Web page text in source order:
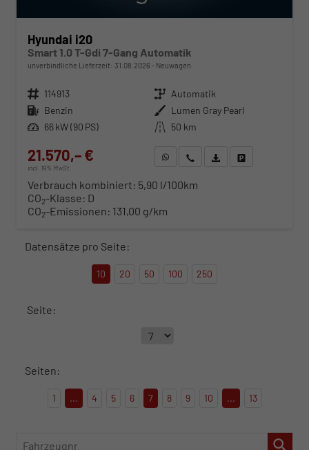
Hyundai i20
Smart 1.0 T-Gdi 7-Gang Automatik
unverbindliche Lieferzeit: 31.08.2026 Neuwagen
Fahrzeugnr. 114913 Getriebe Automatik
Kraftstoff Benzin Außenfarbe Lumen Gray Pearl
Leistung 66 kW (90 PS) Kilometerstand 50 km
21.570,– €
incl. 19% MwSt.
WhatsApp anfragen
Wir rufen Sie anFahrzeugexposé (PDF)
Verbrauch kombiniert: 5,90 l/100km
CO2-Klasse: D
CO2-Emissionen: 131,00 g/km
Datensätze pro Seite:
10 20 50 100 250
Seite:
Seiten:
1 ... 4 5 6 7 8 9 10 ... 13
Fahrzeugnr.